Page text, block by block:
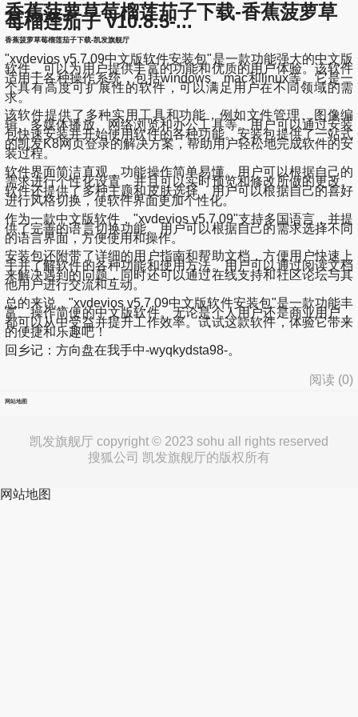
香蕉菠萝草莓榴莲茄子下载-香蕉菠萝草
莓榴莲茄子 v10.8.5-...
香蕉菠萝草莓榴莲茄子下载-凯发旗舰厅
"xvdevios v5.7.09中文版软件安装包"是一款功能强大的中文版
软件，可以为用户提供丰富的功能和优质的用户体验。该软件
适用于各种操作系统，包括windows、mac和linux等。它是一
个具有高度可扩展性的软件，可以满足用户在不同领域的需
求。
该软件提供了多种实用工具和功能，例如文件管理、图像编
辑、多媒体播放、网络浏览和办公工具等。用户可以通过安装
包快速安装并开始使用软件的各种功能。安装包提供了一站式
的凯发K8网页登录的解决方案，帮助用户轻松地完成软件的安
装过程。
软件界面简洁直观，功能操作简单易懂。用户可以根据自己的
需求进行个性化设置，并且可以实时预览和修改所做的更改。
软件还提供了多种主题和皮肤选择，用户可以根据自己的喜好
进行风格切换，使软件界面更加个性化。
作为一款中文版软件，"xvdevios v5.7.09"支持多国语言，并提
供了完善的语言切换功能。用户可以根据自己的需求选择不同
的语言界面，方便使用和操作。
安装包还附带了详细的用户指南和帮助文档，方便用户快速上
手并了解软件的各种功能和使用方法。用户可以通过阅读文档
来解决遇到的问题，同时还可以通过在线支持和社区论坛与其
他用户进行交流和互动。
总的来说，"xvdevios v5.7.09中文版软件安装包"是一款功能丰
富、操作简便的中文版软件。无论是个人用户还是商业用户，
都可以从中受益并提升工作效率。试试这款软件，体验它带来
的便捷和乐趣吧！
回乡记：方向盘在我手中-wyqkydsta98-。
阅读 (0)
网站地图
凯发旗舰厅 copyright © 2023 sohu all rights reserved
搜狐公司 凯发旗舰厅的版权所有
网站地图